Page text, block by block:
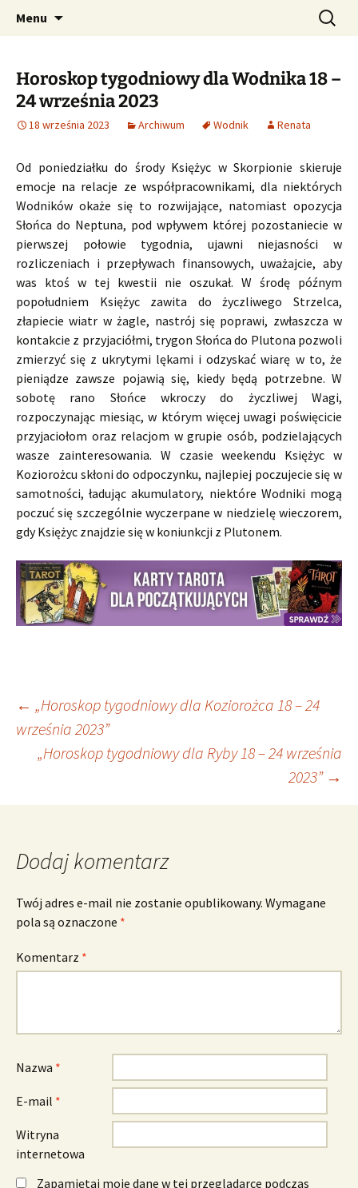
CzaroMarowy horoskop
dzienny, miesięczny i
tygodniowy
Profesjonalne przepowiednie astrologiczne
Menu Szukaj:
Horoskop tygodniowy dla Wodnika 18 –
24 września 2023
18 września 2023 Archiwum Wodnik Renata
Od poniedziałku do środy Księżyc w Skorpionie skieruje
emocje na relacje ze współpracownikami, dla niektórych
Wodników okaże się to rozwijające, natomiast opozycja
Słońca do Neptuna, pod wpływem której pozostaniecie w
pierwszej połowie tygodnia, ujawni niejasności w
rozliczeniach i przepływach finansowych, uważajcie, aby
was ktoś w tej kwestii nie oszukał. W środę późnym
popołudniem Księżyc zawita do życzliwego Strzelca,
złapiecie wiatr w żagle, nastrój się poprawi, zwłaszcza w
kontakcie z przyjaciółmi, trygon Słońca do Plutona pozwoli
zmierzyć się z ukrytymi lękami i odzyskać wiarę w to, że
pieniądze zawsze pojawią się, kiedy będą potrzebne. W
sobotę rano Słońce wkroczy do życzliwej Wagi,
rozpoczynając miesiąc, w którym więcej uwagi poświęcicie
przyjaciołom oraz relacjom w grupie osób, podzielających
wasze zainteresowania. W czasie weekendu Księżyc w
Koziorożcu skłoni do odpoczynku, najlepiej poczujecie się w
samotności, ładując akumulatory, niektóre Wodniki mogą
poczuć się szczególnie wyczerpane w niedzielę wieczorem,
gdy Księżyc znajdzie się w koniunkcji z Plutonem.
Nawigacja
wpisu
← „Horoskop tygodniowy dla Koziorożca 18 – 24
września 2023”
„Horoskop tygodniowy dla Ryby 18 – 24 września
2023” →
Dodaj komentarz
Twój adres e-mail nie zostanie opublikowany. Wymagane
pola są oznaczone *
Komentarz *
Nazwa *
E-mail *
Witryna
internetowa
Zapamiętaj moje dane w tej przeglądarce podczas